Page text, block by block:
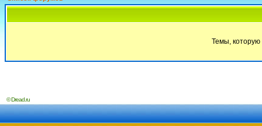
Темы, которую
© Dread.ru